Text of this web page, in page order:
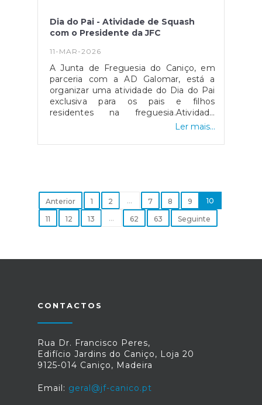
Dia do Pai - Atividade de Squash
com o Presidente da JFC
11-MAR-2026
A Junta de Freguesia do Caniço, em
parceria com a AD Galomar, está a
organizar uma atividade do Dia do Pai
exclusiva para os pais e filhos
residentes na freguesia.Atividade
experimental de Squash com o
irá decorrer no dia 21 de março
da modalidade, chegou o momento de
experimentares! Não percas tempo e
vem praticar desporto neste dia
especial!Inscrições no
Ler mais...
Anterior 1 2 ... 7 8 9 10
11 12 13 ... 62 63 Seguinte
CONTACTOS
Rua Dr. Francisco Peres,
Edifício Jardins do Caniço, Loja 20
9125-014 Caniço, Madeira
Email: geral@jf-canico.pt